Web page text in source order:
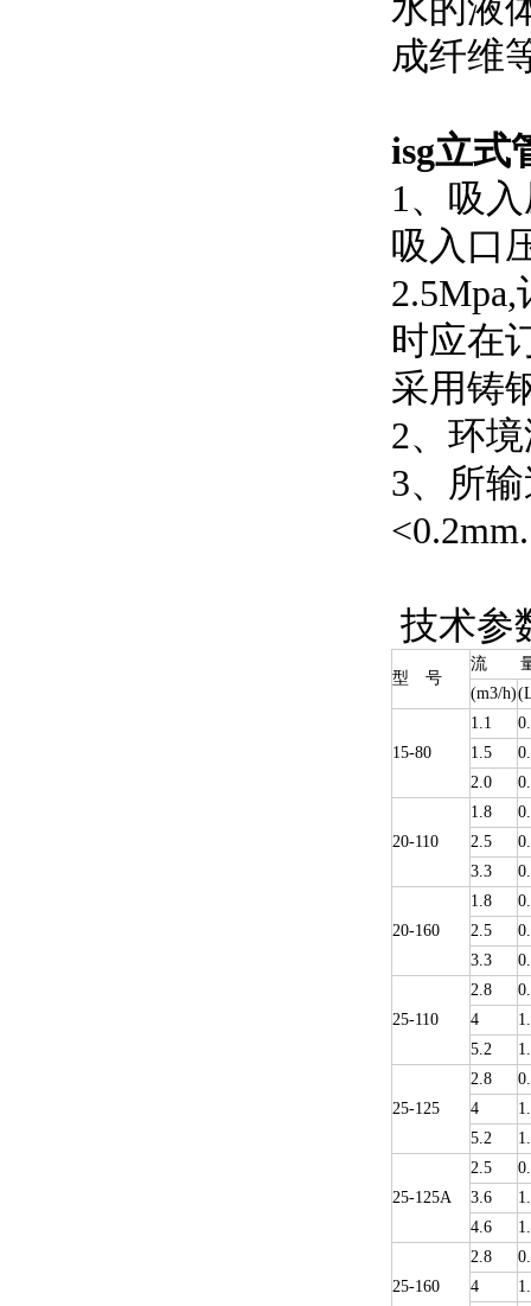
成纤维等
isg立式
1、
吸入口
时应在
采用铸钢
2、
3、
<0.2mm.
技术参
型 号
流
(m3/h)
15-80
1.1
1.5
2.0
20-110
1.8
2.5
3.3
20-160
1.8
2.5
3.3
25-110
2.8
4
5.2
25-125
2.8
4
5.2
25-125A
2.5
3.6
4.6
25-160
2.8
4